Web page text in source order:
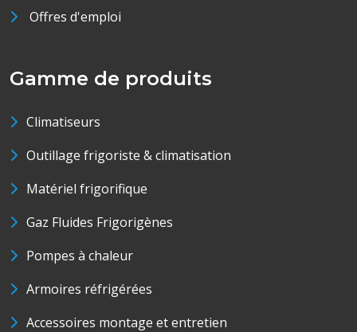
Offres d'emploi
Gamme de produits
Climatiseurs
Outillage frigoriste & climatisation
Matériel frigorifique
Gaz Fluides Frigorigènes
Pompes à chaleur
Armoires réfrigérées
Accessoires montage et entretien